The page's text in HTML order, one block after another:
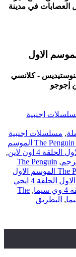
في مدينة
- كلانسي
إجوجو
اجنبية
, مسلسلات اجنبية
تحميل مسلسل The Penguin الموسم
,
,
The Penguin
The Penguin الموسم الاول
The Penguin الموسم الاول الحلقة 4 ايجي
,
The
, البطريق